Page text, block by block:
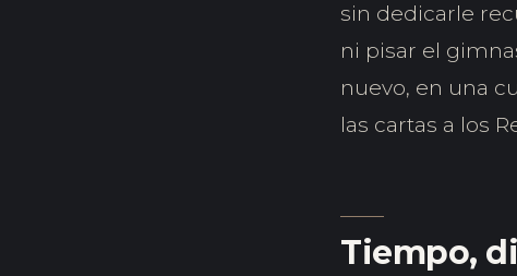
sin dedicarle
ni pisar el
nuevo, en una
las cartas a los
Tiempo,